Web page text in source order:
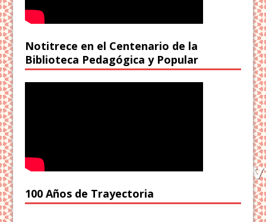
Notitrece en el Centenario de la
Biblioteca Pedagógica y Popular
100 Años de Trayectoria